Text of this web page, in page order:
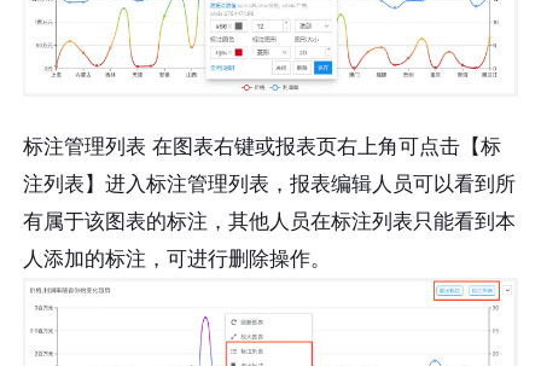
标注管理列表 在图表右键或报表页右上角可点击【标
注列表】进入标注管理列表，报表编辑人员可以看到所
有属于该图表的标注，其他人员在标注列表只能看到本
人添加的标注，可进行删除操作。